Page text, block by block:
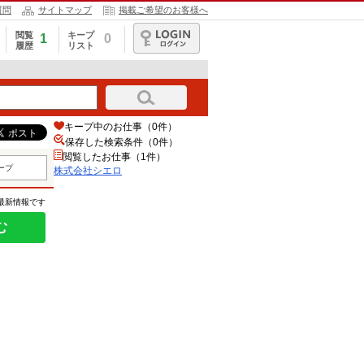
問 サイトマップ 掲載ご希望のお客様へ
閲覧
履歴
1
キープ
リスト
0
ログイン
プ
新情報です
キープ中のお仕事（0件）
保存した検索条件（0件）
閲覧したお仕事（1件）
株式会社シエロ